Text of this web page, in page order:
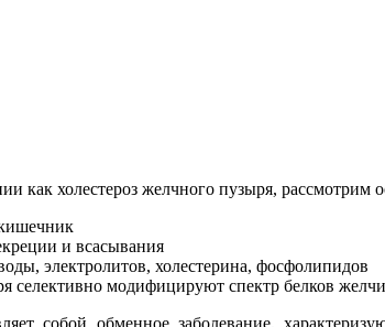
как холестероз желчного пузыря,
и всасывания
электролитов, холестерина, фосфолипидов
селективно модифицируют спектр белков желчи
собой обменное заболевание,